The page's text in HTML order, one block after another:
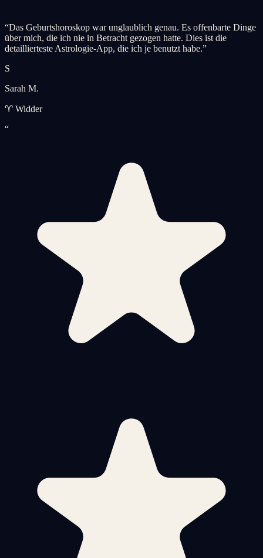
“Das Geburtshoroskop war unglaublich genau. Es offenbarte Dinge
über mich, die ich nie in Betracht gezogen hatte. Dies ist die
detaillierteste Astrologie-App, die ich je benutzt habe.”
S
Sarah M.
♈ Widder
“